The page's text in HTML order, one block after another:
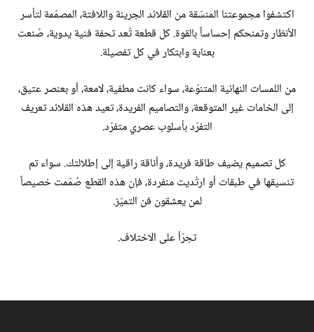
اكتشفوا مجموعتنا المنسّقة من القلائد الجريئة واللافتة، المصمّمة لتأسر
الأنظار وتمنحكم إحساساً بالقوة. كل قطعة تُعد تحفة فنية يدوية، صُنعت
بعناية وابتكار في كل تفصيلة.
من اللمسات النهائية المتنوّعة، سواء كانت مطفية، لامعة، أو بعنصر عتيق،
إلى الخامات غير المتوقعة، والتصاميم الفريدة، تعيد هذه القلائد تعريف
التفرّد بأسلوب عصري متفرّد.
كل تصميم يضيف طاقة فريدة، وأناقة راقية إلى إطلالتك. سواء تم
تنسيقها في طبقات أو ارتُديت منفردة، فإن هذه القطع صُمّمت خصيصاً
لمن يعشقون فن التميّز.
تجرّأ على الاختلاف.